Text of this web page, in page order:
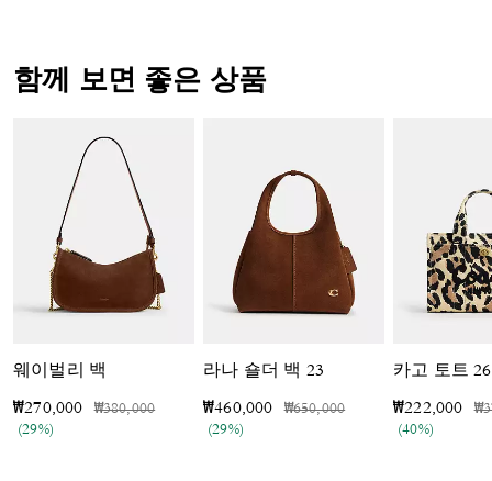
함께 보면 좋은 상품
웨이벌리 백
₩270,000 가격 인하 전
₩380,000인하됨
(29%)
라나 숄더 백 23
₩460,000 가격 인하 전
₩650,000인하됨
(29%)
₩222,000 가
(40%)